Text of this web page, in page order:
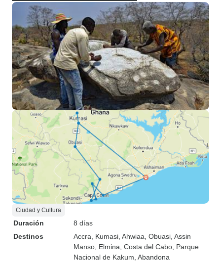
Ciudad y Cultura
Duración
8 días
Destinos
Accra , Kumasi , Ahwiaa , Obuasi , Assin
Manso , Elmina , Costa del Cabo , Parque
Nacional de Kakum , Abandona